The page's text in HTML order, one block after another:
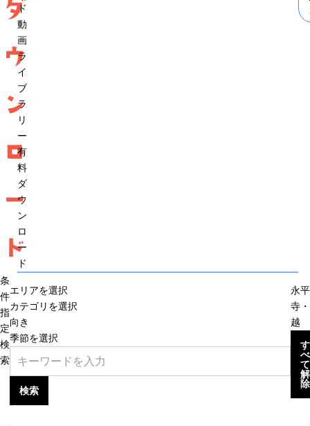
ダ
ウ
ン
ロ
ー
ド
ド
動
画
ラ
イ
ブ
ラ
リ
ー
有
料
ダ
ウ
ン
ロ
ー
ド
条
件
指
定
検
索
エリアを選択
カテゴリを選択
向き
季節を選択
検索
永平
寺
越
す
べ
て
解
除